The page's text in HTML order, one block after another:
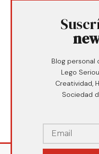
Blog personal
Lego
Creatividad,
Sociedad